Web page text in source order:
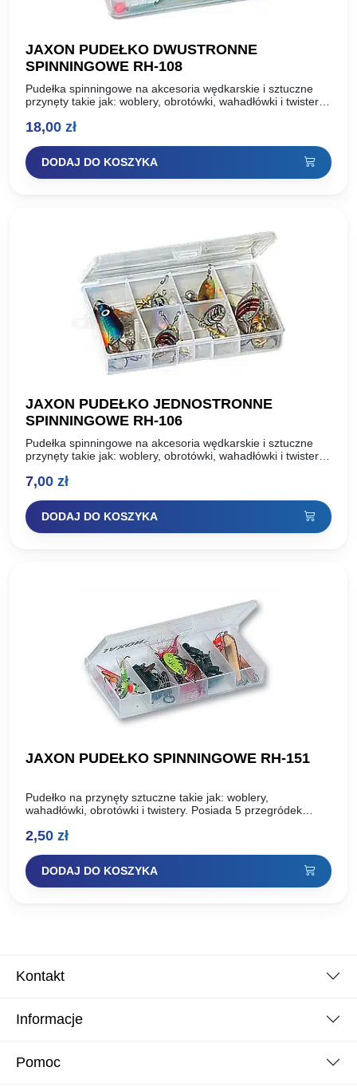
JAXON PUDEŁKO DWUSTRONNE
SPINNINGOWE RH-108
Pudełka spinningowe na akcesoria wędkarskie i sztuczne
przynęty takie jak: woblery, obrotówki, wahadłówki i twistery.
kontakcie z przynętami sztucznymi….
18,00 zł
DODAJ DO KOSZYKA
JAXON PUDEŁKO JEDNOSTRONNE
SPINNINGOWE RH-106
Pudełka spinningowe na akcesoria wędkarskie i sztuczne
przynęty takie jak: woblery, obrotówki, wahadłówki i twistery.
kontakcie z przynętami sztucznymi….
7,00 zł
DODAJ DO KOSZYKA
JAXON PUDEŁKO SPINNINGOWE RH-151
Pudełko na przynęty sztuczne takie jak: woblery,
wahadłówki, obrotówki i twistery. Posiada 5 przegródek
w kontakcie z przynętami sztucznymi….
2,50 zł
DODAJ DO KOSZYKA
Kontakt
Informacje
Pomoc